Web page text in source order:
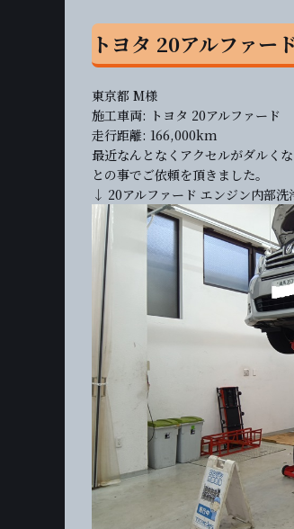
トヨタ 20アルファー
東京都 M様
施工車両: トヨタ 20アルファード
走行距離: 166,000km
最近なんとなくアクセルがダルく
との事でご依頼を頂きました。
↓ 20アルファード エンジン内部